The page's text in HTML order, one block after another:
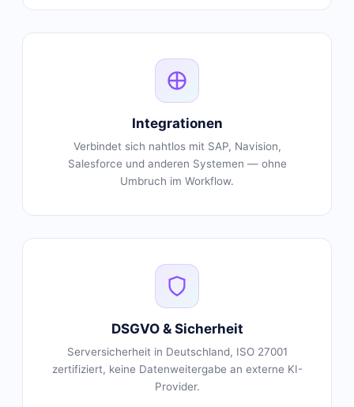
Integrationen
Verbindet sich nahtlos mit SAP, Navision,
Salesforce und anderen Systemen — ohne
Umbruch im Workflow.
DSGVO & Sicherheit
Serversicherheit in Deutschland, ISO 27001
zertifiziert, keine Datenweitergabe an externe KI-
Provider.